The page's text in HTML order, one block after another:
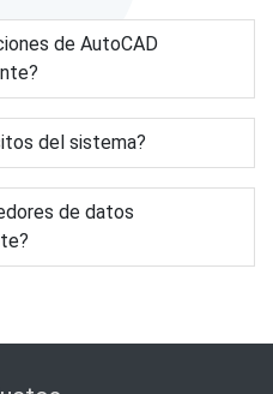
de AutoCAD
del sistema?
de datos